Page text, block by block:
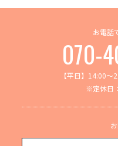
お電話
070-
【平日】14:00
※定休日